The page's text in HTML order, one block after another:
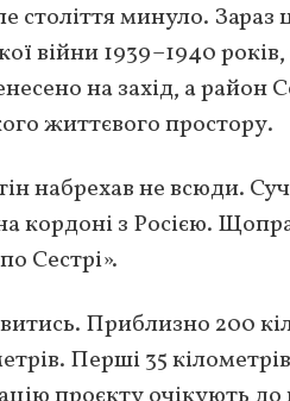
століття минуло.
війни 1939–1940
на захід, а район
життєвого простору.
набрехав не всюди.
кордоні з Росією.
Сестрі».
Приблизно 200
Перші 35